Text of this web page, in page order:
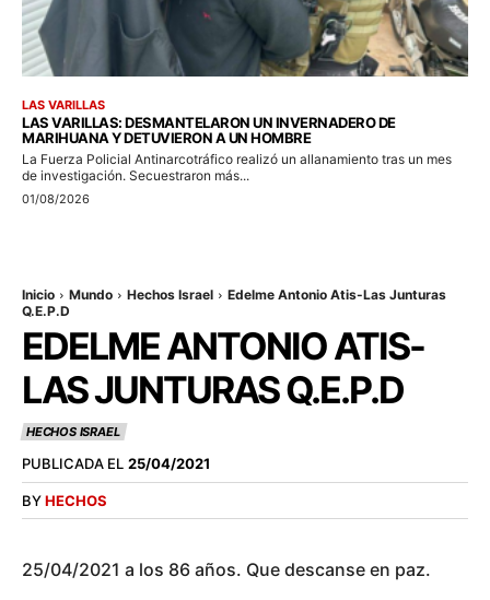
LAS VARILLAS
LAS VARILLAS: DESMANTELARON UN INVERNADERO DE
MARIHUANA Y DETUVIERON A UN HOMBRE
La Fuerza Policial Antinarcotráfico realizó un allanamiento tras un mes
de investigación. Secuestraron más...
01/08/2026